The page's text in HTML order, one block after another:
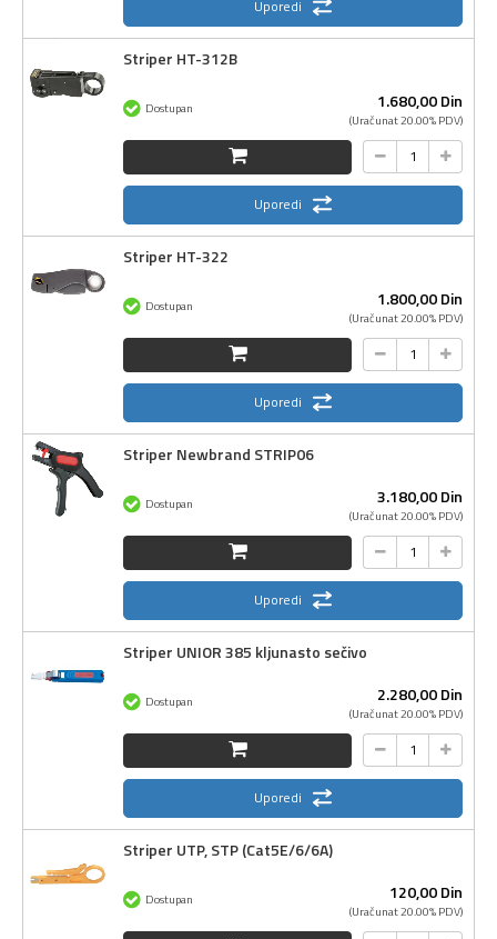
Uporedi
Striper HT-312B
1.680,00Din
(Uračunat 20.00% PDV)
Dostupan
Uporedi
Striper HT-322
1.800,00Din
(Uračunat 20.00% PDV)
Dostupan
Uporedi
Striper Newbrand STRIP06
3.180,00Din
(Uračunat 20.00% PDV)
Dostupan
Uporedi
Striper UNIOR 385 kljunasto sečivo
2.280,00Din
(Uračunat 20.00% PDV)
Dostupan
Uporedi
Striper UTP, STP (Cat5E/6/6A)
120,00Din
(Uračunat 20.00% PDV)
Dostupan